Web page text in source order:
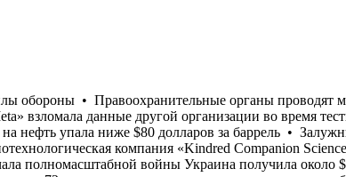
противостоять любому вооружению НАТО, переданному Украине • Американская биотехнологическая компания «Kindred Companion Sciences» сообщила о создании первых гипоаллергенных собак с использованием технологии редактирования генома • С начала полномасштабной войны Украина получила около $200 млрд прямого бюджетного финансирования от международных партнеров • Около 16 тысяч иностранных добровольцев как минимум из 72 стран мира в настоящее время проходят службу в Силах обороны Украины • ПФУ проиграл судебные иски пенсионерам на сумму 91 млрд грн • Колумбийские наркокартели отправляют своих людей добровольцами в украинские силы обороны • Правоохранительные органы проводят масштабные обыски в Мукачевском районном ТЦК и СП, а также в местной ВВК • Одна из моделей искусственного интеллекта «Meta» взломала данные другой организации во время тестирования • «Сапоги помыть?»: В Правительстве России «задумались» о железной дороге до Индийского океана • Цена на нефть упала ниже $80 долларов за баррель • Залужный заявил, что армия РФ научилась противостоять любому вооружению НАТО, переданному Украине • Американская биотехнологическая компания «Kindred Companion Sciences» сообщила о создании первых гипоаллергенных собак с использованием технологии редактирования генома • С начала полномасштабной войны Украина получила около $200 млрд прямого бюджетного финансирования от международных партнеров • Около 16 тысяч иностранных добровольцев как минимум из 72 стран мира в настоящее время проходят службу в Силах обороны Украины • ПФУ проиграл судебные иски пенсионерам на сумму 91 млрд грн • Колумбийские наркокартели отправляют своих людей добровольцами в украинские силы обороны • Правоохранительные органы проводят масштабные обыски в Мукачевском районном ТЦК и СП, а также в местной ВВК • Одна из моделей искусственного интеллекта «Meta» взломала данные другой организации во время тестирования • «Сапоги помыть?»: В Правительстве России «задумались» о железной дороге до Индийского океана • Цена на нефть упала ниже $80 долларов за баррель • Залужный заявил, что армия РФ научилась противостоять любому вооружению НАТО, переданному Украине • Американская биотехнологическая компания «Kindred Companion Sciences» сообщила о создании первых гипоаллергенных собак с использованием технологии редактирования генома • С начала полномасштабной войны Украина получила около $200 млрд прямого бюджетного финансирования от международных партнеров • Около 16 тысяч иностранных добровольцев как минимум из 72 стран мира в настоящее время проходят службу в Силах обороны Украины • ПФУ проиграл судебные иски пенсионерам на сумму 91 млрд грн • Колумбийские наркокартели отправляют своих людей добровольцами в украинские силы